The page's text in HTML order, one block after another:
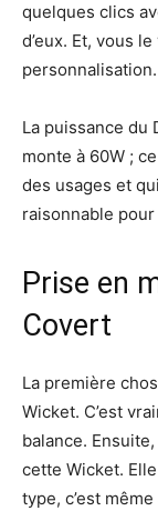
quelques clics
d’eux. Et, vous
personnalisation.
La puissance du
monte à 60W ;
des usages et
raisonnable
Prise en
Covert
La première
Wicket. C’est
balance.
cette Wicket.
type, c’est